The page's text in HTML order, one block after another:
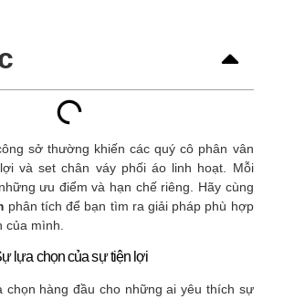
sở thường khiến các quý cô phân vân
và set chân váy phối áo linh hoạt. Mỗi
ưu điểm và hạn chế riêng. Hãy cùng
phân tích để bạn tìm ra giải pháp phù hợp
của mình.
lựa chọn của sự tiện lợi
chọn hàng đầu cho những ai yêu thích sự